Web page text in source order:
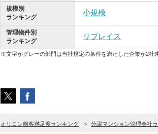
規模別
ランキング
小規模
管理物件別
ランキング
リプレイス
※文字がグレーの部門は当社規定の条件を満たした企業が2社
オリコン顧客満足度ランキング 分譲マンション管理会社